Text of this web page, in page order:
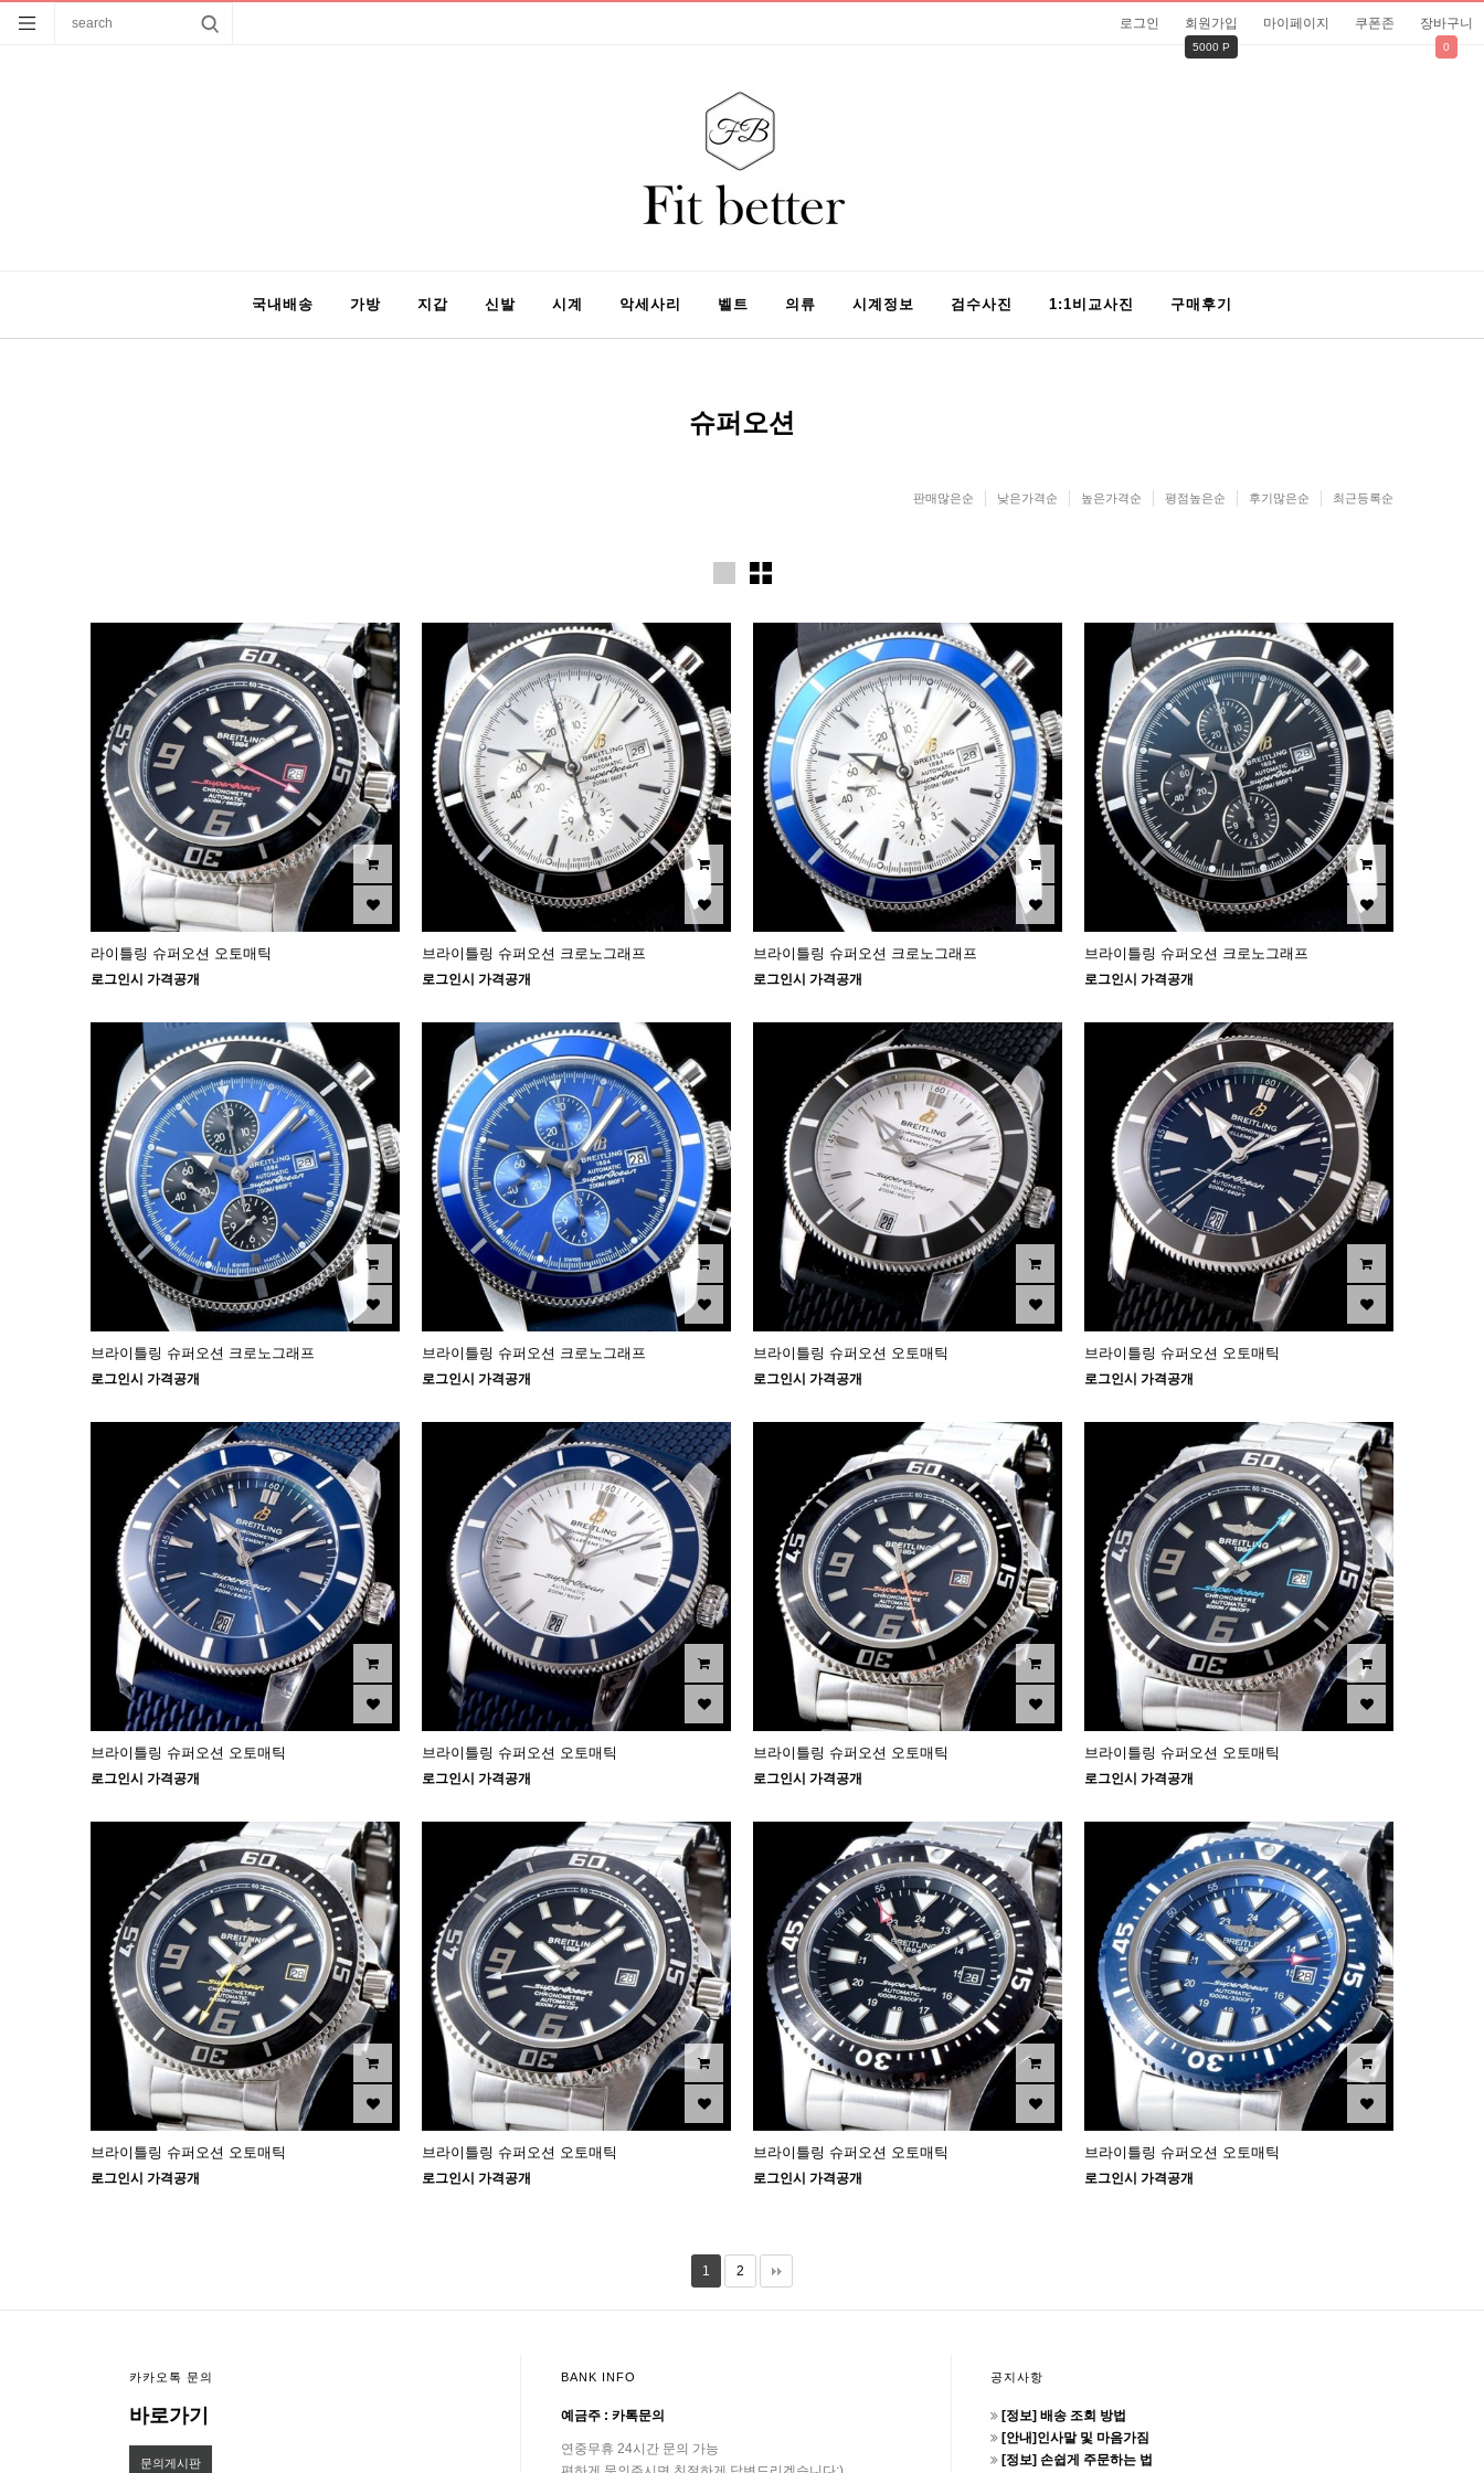
로그인 회원가입
5000 P
마이페이지 쿠폰존 장바구니
0
국내배송 가방 지갑 신발 시계 악세사리 벨트 의류 시계정보 검수사진 1:1비교사진 구매후기
슈퍼오션
판매많은순 낮은가격순 높은가격순 평점높은순 후기많은순 최근등록순
라이틀링 슈퍼오션 오토매틱
로그인시 가격공개
브라이틀링 슈퍼오션 크로노그래프
로그인시 가격공개
브라이틀링 슈퍼오션 크로노그래프
로그인시 가격공개
브라이틀링 슈퍼오션 크로노그래프
로그인시 가격공개
브라이틀링 슈퍼오션 크로노그래프
로그인시 가격공개
브라이틀링 슈퍼오션 크로노그래프
로그인시 가격공개
브라이틀링 슈퍼오션 오토매틱
로그인시 가격공개
브라이틀링 슈퍼오션 오토매틱
로그인시 가격공개
브라이틀링 슈퍼오션 오토매틱
로그인시 가격공개
브라이틀링 슈퍼오션 오토매틱
로그인시 가격공개
브라이틀링 슈퍼오션 오토매틱
로그인시 가격공개
브라이틀링 슈퍼오션 오토매틱
로그인시 가격공개
브라이틀링 슈퍼오션 오토매틱
로그인시 가격공개
브라이틀링 슈퍼오션 오토매틱
로그인시 가격공개
브라이틀링 슈퍼오션 오토매틱
로그인시 가격공개
브라이틀링 슈퍼오션 오토매틱
로그인시 가격공개
1 2
카카오톡 문의
바로가기
문의게시판
BANK INFO
예금주 : 카톡문의
연중무휴 24시간 문의 가능
공지사항
[정보] 배송 조회 방법
[안내]인사말 및 마음가짐
[정보] 손쉽게 주문하는 법